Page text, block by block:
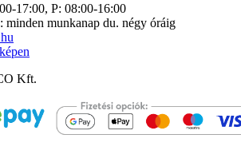
17:00, P: 08:00-16:00
minden munkanap du. négy óráig
Kft.